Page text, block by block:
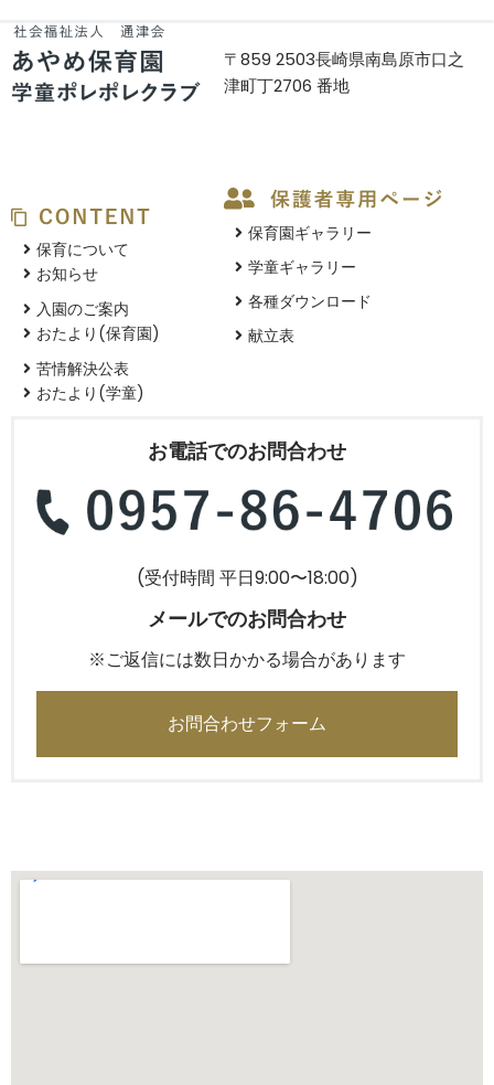
保育について
お知らせ
入園のご案内
おたより(保育園)
苦情解決公表
おたより(学童)
〒859 2503長崎県南島原市口之
津町丁2706 番地
保育園ギャラリー
学童ギャラリー
各種ダウンロード
献立表
お電話でのお問合わせ
(受付時間 平日9:00〜18:00)
メールでのお問合わせ
※ご返信には数日かかる場合があります
お問合わせフォーム